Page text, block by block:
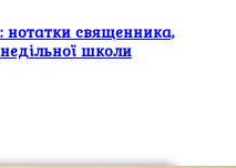
священника,
школи